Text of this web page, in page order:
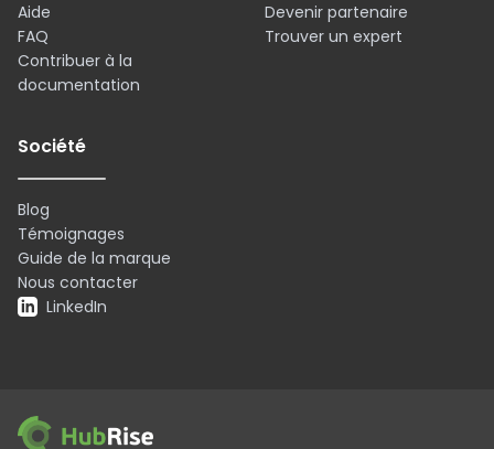
Aide
FAQ
Contribuer à la
documentation
Devenir partenaire
Trouver un expert
Société
Blog
Témoignages
Guide de la marque
Nous contacter
LinkedIn